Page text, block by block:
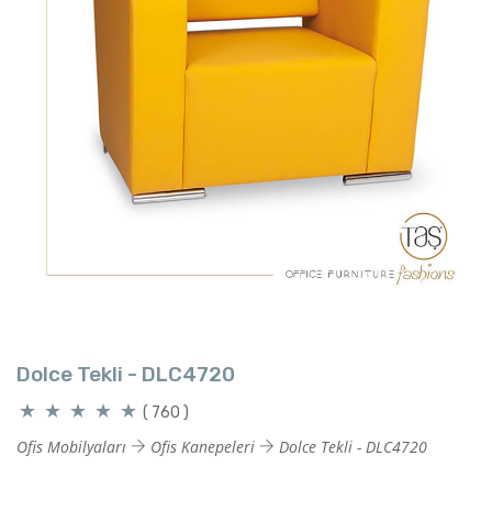
Dolce Tekli - DLC4720
( 760 )
Ofis Mobilyaları Ofis Kanepeleri Dolce Tekli - DLC4720